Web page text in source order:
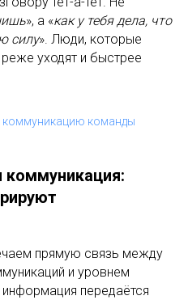
», а «как у тебя дела, что
силу». Люди, которые
уходят и быстрее
коммуникацию команды
коммуникация:
прямую связь между
и уровнем
передаётся